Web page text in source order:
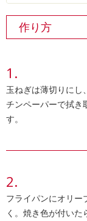
作り方
玉ねぎは薄切りにし
チンペーパーで拭き
す。
フライパンにオリー
く。焼き色が付い